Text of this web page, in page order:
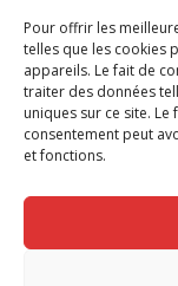
Pour offrir les
telles que les cookies
appareils. Le fait de
traiter des données
uniques sur ce site.
consentement peut
et fonctions.
Chèque
Chèque
G-Pods
Profession